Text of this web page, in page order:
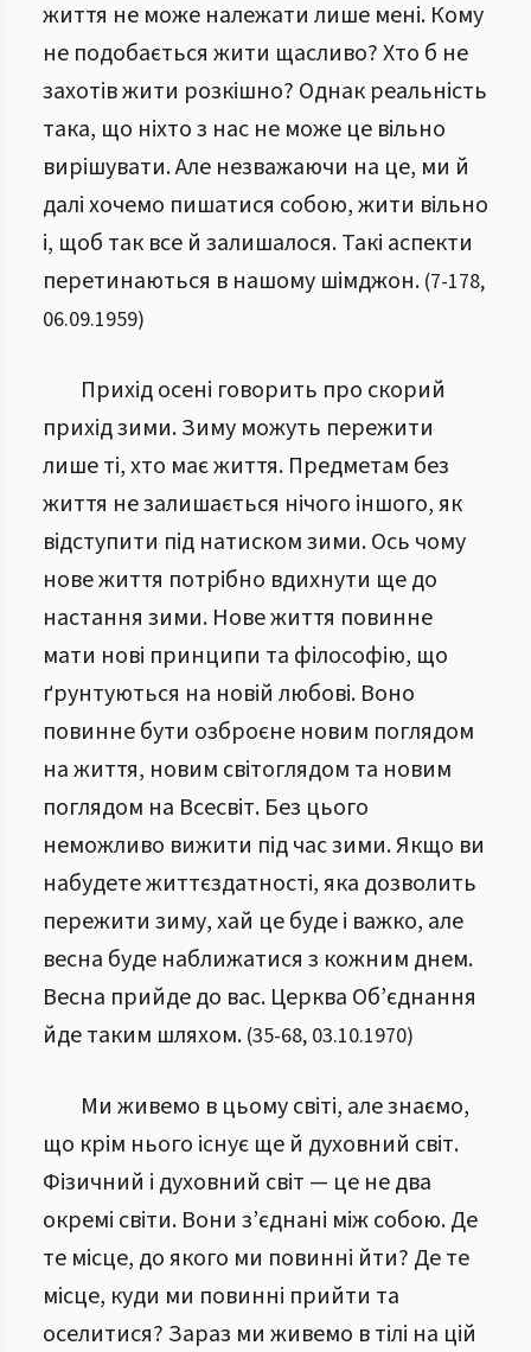
життя не може належати лише мені. Кому
не подобається жити щасливо? Хто б не
захотів жити розкішно? Однак реальність
така, що ніхто з нас не може це вільно
вирішувати. Але незважаючи на це, ми й
далі хочемо пишатися собою, жити вільно
і, щоб так все й залишалося. Такі аспекти
перетинаються в нашому шімджон. (7-178,
06.09.1959)
Прихід осені говорить про скорий
прихід зими. Зиму можуть пережити
лише ті, хто має життя. Предметам без
життя не залишається нічого іншого, як
відступити під натиском зими. Ось чому
нове життя потрібно вдихнути ще до
настання зими. Нове життя повинне
мати нові принципи та філософію, що
ґрунтуються на новій любові. Воно
повинне бути озброєне новим поглядом
на життя, новим світоглядом та новим
поглядом на Всесвіт. Без цього
неможливо вижити під час зими. Якщо ви
набудете життєздатності, яка дозволить
пережити зиму, хай це буде і важко, але
весна буде наближатися з кожним днем.
Весна прийде до вас. Церква Об’єднання
йде таким шляхом. (35-68, 03.10.1970)
Ми живемо в цьому світі, але знаємо,
що крім нього існує ще й духовний світ.
Фізичний і духовний світ — це не два
окремі світи. Вони з’єднані між собою. Де
те місце, до якого ми повинні йти? Де те
місце, куди ми повинні прийти та
оселитися? Зараз ми живемо в тілі на цій